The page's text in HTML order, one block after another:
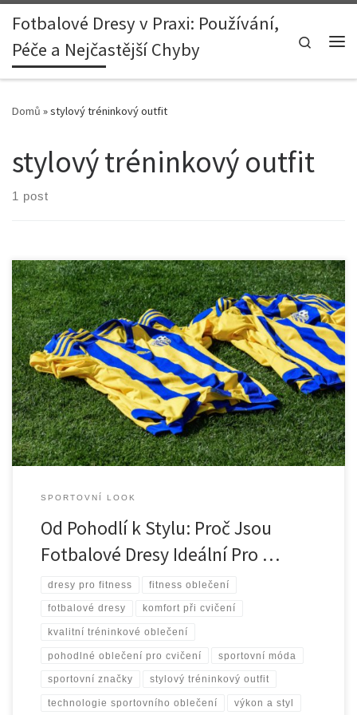
Skip to content
Fotbalové Dresy v Praxi: Používání,
Péče a Nejčastější Chyby
Search
Domů »stylový tréninkový outfit
stylový tréninkový outfit
1 post
Úvod Fotbalové dresy už dávno nejsou pouze symbolem
týmového ducha na hřišti. V posledních letech se staly nedílnou
součástí nejen sportovního, ale i každodenního stylu. A co víc,
fotbalové dresy si našly své místo i v posilovnách a na cvičebních
lekcích. Proč? Kombinace komfortu, funkčnosti a moderního
vzhledu činí fotbalové […]
SPORTOVNÍ LOOK
Od Pohodlí k Stylu: Proč Jsou
Fotbalové Dresy Ideální Pro …
dresy pro fitness fitness oblečení
fotbalové dresy komfort při cvičení
kvalitní tréninkové oblečení
pohodlné oblečení pro cvičení sportovní móda
sportovní značky stylový tréninkový outfit
technologie sportovního oblečení výkon a styl